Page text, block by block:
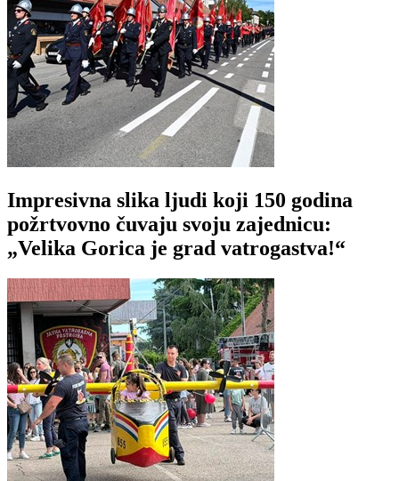
Impresivna slika ljudi koji 150 godina
požrtvovno čuvaju svoju zajednicu:
„Velika Gorica je grad vatrogastva!“